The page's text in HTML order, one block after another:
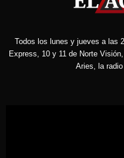
Todos los lunes y jueves a las
Express, 10 y 11 de Norte
Aries, la